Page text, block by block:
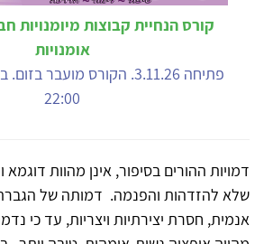
קורס הנחיית קבוצות מיומנויות
אומנויות
22:00
דמויות ההורים בסיפור, אינן מהוות דוגמא
שלא להזדהות והפנמה. דמותה של
אנמית, חסרת יצירתיות ויצריות, עד כי